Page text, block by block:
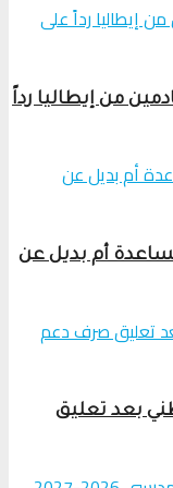
من إيطاليا رداً
أم بديل عن
بعد تعليق